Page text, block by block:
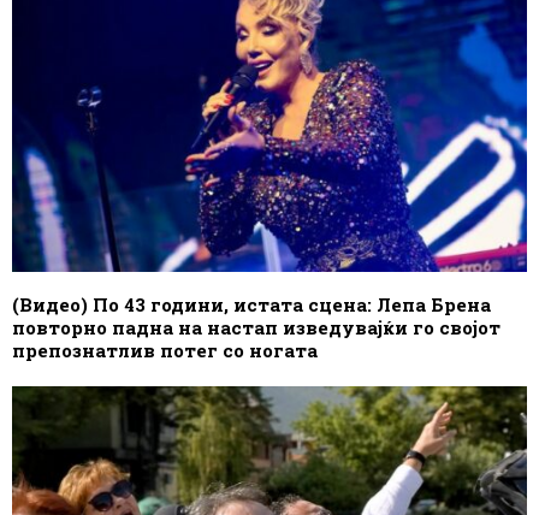
(Видео) По 43 години, истата сцена: Лепа Брена
повторно падна на настап изведувајќи го својот
препознатлив потег со ногата